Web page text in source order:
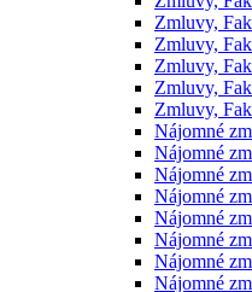
Zmluvy,
Zmluvy,
Zmluvy,
Zmluvy,
Zmluvy,
Nájomné
Nájomné
Nájomné
Nájomné
Nájomné
Nájomné
Nájomné
Nájomné